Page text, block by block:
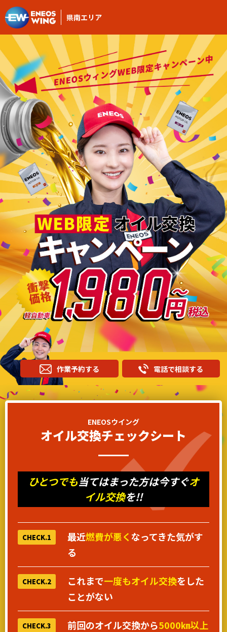
県南エリア
作業予約する 電話で相談する
ENEOSウイング
オイル交換チェックシート
ひとつでも当てはまった方は今すぐオ
イル交換を!!
CHECK.1 最近燃費が悪く なってきた気がす
る
CHECK.2 これまで一度もオイル交換をした
ことがない
CHECK.3 前回のオイル交換から5000㎞以上